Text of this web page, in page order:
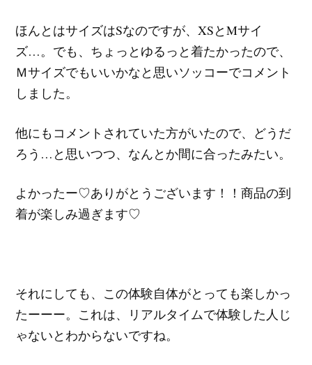
ほんとはサイズはSなのですが、XSとMサイ
ズ…。でも、ちょっとゆるっと着たかったので、
Ｍサイズでもいいかなと思いソッコーでコメント
しました。
他にもコメントされていた方がいたので、どうだ
ろう…と思いつつ、なんとか間に合ったみたい。
よかったー♡ありがとうございます！！商品の到
着が楽しみ過ぎます♡
それにしても、この体験自体がとっても楽しかっ
たーーー。これは、リアルタイムで体験した人じ
ゃないとわからないですね。